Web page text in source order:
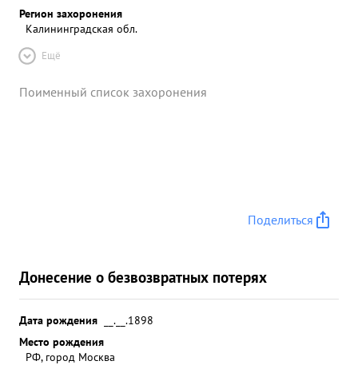
Регион захоронения
Калининградская обл.
Ещё
Поименный список захоронения
Поделиться
Донесение о безвозвратных потерях
Дата рождения
__.__.1898
Место рождения
РФ, город Москва